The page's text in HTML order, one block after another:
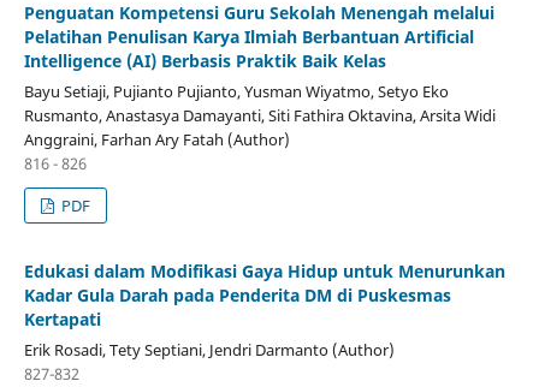
Penguatan Kompetensi Guru Sekolah Menengah melalui
Pelatihan Penulisan Karya Ilmiah Berbantuan Artificial
Intelligence (AI) Berbasis Praktik Baik Kelas
Bayu Setiaji, Pujianto Pujianto, Yusman Wiyatmo, Setyo Eko
Rusmanto, Anastasya Damayanti, Siti Fathira Oktavina, Arsita Widi
Anggraini, Farhan Ary Fatah (Author)
816 - 826
PDF
Edukasi dalam Modifikasi Gaya Hidup untuk Menurunkan
Kadar Gula Darah pada Penderita DM di Puskesmas
Kertapati
Erik Rosadi, Tety Septiani, Jendri Darmanto (Author)
827-832